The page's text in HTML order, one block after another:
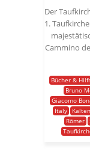
Der
1.
Cammino
Bücher &
Bruno
Giacomo
Italy
Römer